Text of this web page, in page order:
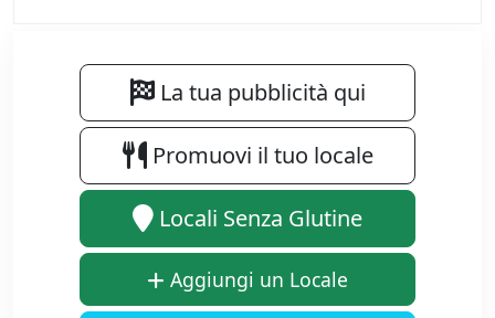
La tua pubblicità qui
Promuovi il tuo locale
Locali Senza Glutine
Aggiungi un Locale